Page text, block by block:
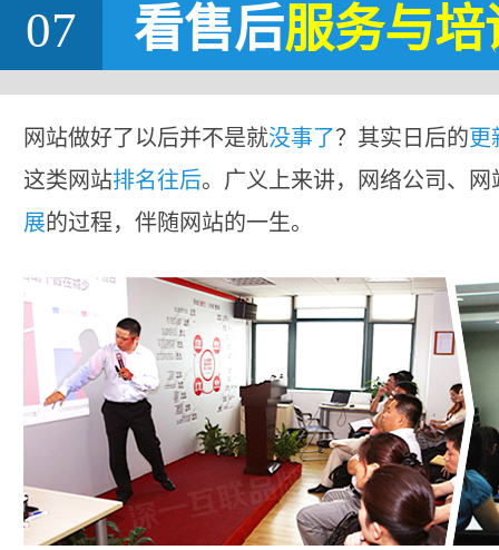
07 看售后服务与培
网站做好了以后并不是就没事了？其实日后的更
这类网站排名往后。广义上来讲，网络公司、
展的过程，伴随网站的一生。